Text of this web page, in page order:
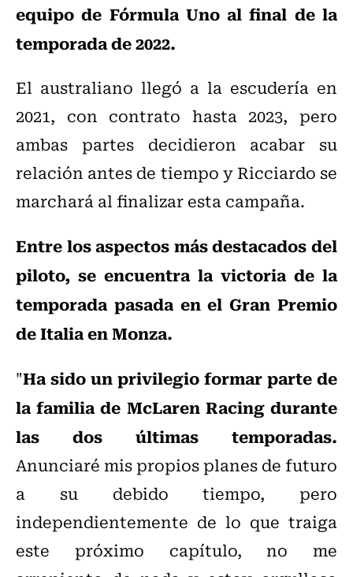
equipo de Fórmula Uno al final de la
temporada de 2022.
El australiano llegó a la escudería en
2021, con contrato hasta 2023, pero
ambas partes decidieron acabar su
relación antes de tiempo y Ricciardo se
marchará al finalizar esta campaña.
Entre los aspectos más destacados del
piloto, se encuentra la victoria de la
temporada pasada en el Gran Premio
de Italia en Monza.
"Ha sido un privilegio formar parte de
la familia de McLaren Racing durante
las dos últimas temporadas.
Anunciaré mis propios planes de futuro
a su debido tiempo, pero
independientemente de lo que traiga
este próximo capítulo, no me